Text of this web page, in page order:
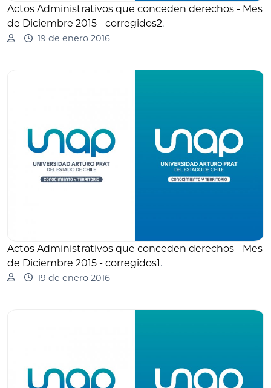
Actos Administrativos que conceden derechos - Mes
de Diciembre 2015 - corregidos2.
19 de enero 2016
Actos Administrativos que conceden derechos - Mes
de Diciembre 2015 - corregidos1.
19 de enero 2016